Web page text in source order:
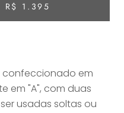
R$ 1.395
confeccionado em
em "A", com duas
usadas soltas ou